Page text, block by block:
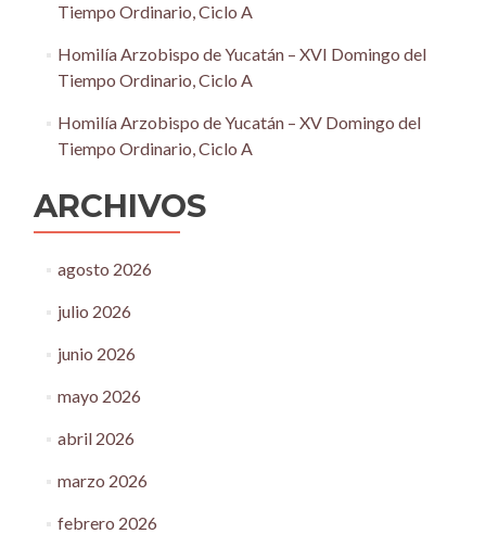
Tiempo Ordinario, Ciclo A
Homilía Arzobispo de Yucatán – XVI Domingo del
Tiempo Ordinario, Ciclo A
Homilía Arzobispo de Yucatán – XV Domingo del
Tiempo Ordinario, Ciclo A
ARCHIVOS
agosto 2026
julio 2026
junio 2026
mayo 2026
abril 2026
marzo 2026
febrero 2026